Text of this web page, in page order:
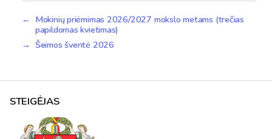
← Mokinių priėmimas 2026/2027 mokslo metams (trečias
papildomas kvietimas)
→ Šeimos šventė 2026
STEIGĖJAS